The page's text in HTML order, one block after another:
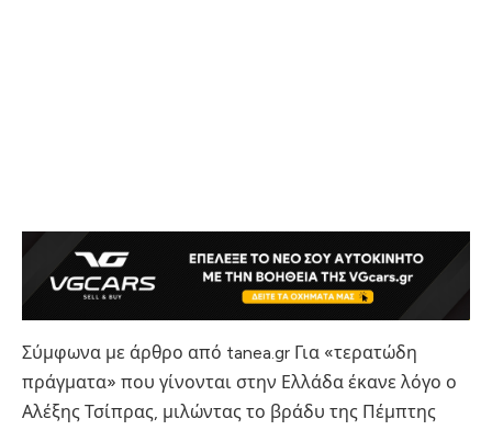
Σύμφωνα με άρθρο από tanea.gr Για «τερατώδη
πράγματα» που γίνονται στην Ελλάδα έκανε λόγο ο
Αλέξης Τσίπρας, μιλώντας το βράδυ της Πέμπτης